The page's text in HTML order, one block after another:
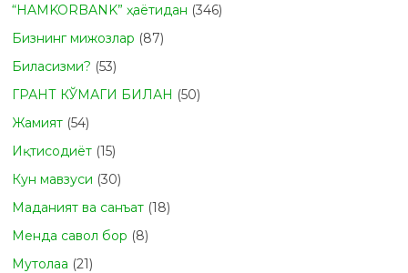
“HAMKORBANK” ҳаётидан (346)
Бизнинг мижозлар (87)
Биласизми? (53)
ГРАНТ КЎМАГИ БИЛАН (50)
Жамият (54)
Иқтисодиёт (15)
Кун мавзуси (30)
Маданият ва санъат (18)
Менда савол бор (8)
Мутолаа (21)